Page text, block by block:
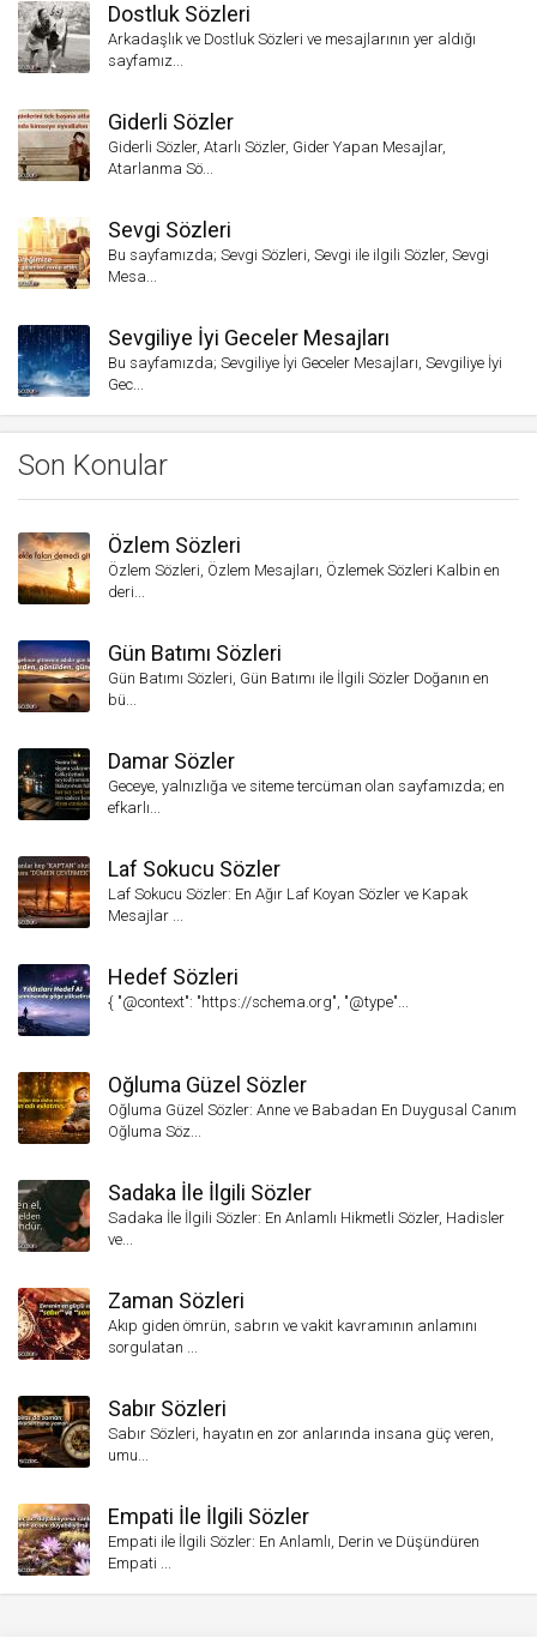
Dostluk Sözleri
Arkadaşlık ve Dostluk Sözleri ve mesajlarının yer aldığı
sayfamız...
Giderli Sözler
Giderli Sözler, Atarlı Sözler, Gider Yapan Mesajlar,
Atarlanma Sö...
Sevgi Sözleri
Bu sayfamızda; Sevgi Sözleri, Sevgi ile ilgili Sözler, Sevgi
Mesa...
Sevgiliye İyi Geceler Mesajları
Bu sayfamızda; Sevgiliye İyi Geceler Mesajları, Sevgiliye İyi
Gec...
Son Konular
Özlem Sözleri
Özlem Sözleri, Özlem Mesajları, Özlemek Sözleri Kalbin en
deri...
Gün Batımı Sözleri
Gün Batımı Sözleri, Gün Batımı ile İlgili Sözler Doğanın en
bü...
Damar Sözler
Geceye, yalnızlığa ve siteme tercüman olan sayfamızda; en
efkarlı...
Laf Sokucu Sözler
Laf Sokucu Sözler: En Ağır Laf Koyan Sözler ve Kapak
Mesajlar ...
Hedef Sözleri
{ "@context": "https://schema.org", "@type"...
Oğluma Güzel Sözler
Oğluma Güzel Sözler: Anne ve Babadan En Duygusal Canım
Oğluma Söz...
Sadaka İle İlgili Sözler
Sadaka İle İlgili Sözler: En Anlamlı Hikmetli Sözler, Hadisler
ve...
Zaman Sözleri
Akıp giden ömrün, sabrın ve vakit kavramının anlamını
sorgulatan ...
Sabır Sözleri
Sabır Sözleri, hayatın en zor anlarında insana güç veren,
umu...
Empati İle İlgili Sözler
Empati ile İlgili Sözler: En Anlamlı, Derin ve Düşündüren
Empati ...